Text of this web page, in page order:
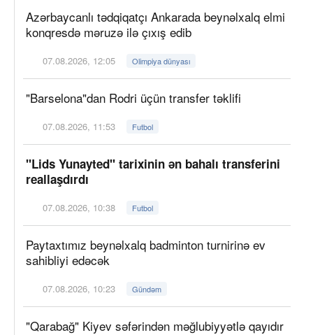
Azərbaycanlı tədqiqatçı Ankarada beynəlxalq elmi
konqresdə məruzə ilə çıxış edib
07.08.2026, 12:05 Olimpiya dünyası
"Barselona"dan Rodri üçün transfer təklifi
07.08.2026, 11:53 Futbol
"Lids Yunayted" tarixinin ən bahalı transferini
reallaşdırdı
07.08.2026, 10:38 Futbol
Paytaxtımız beynəlxalq badminton turnirinə ev
sahibliyi edəcək
07.08.2026, 10:23 Gündəm
"Qarabağ" Kiyev səfərindən məğlubiyyətlə qayıdır